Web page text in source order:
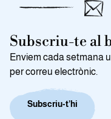
Subscriu-te al
Enviem cada setmana
per correu electrònic.
Subscriu-t’hi